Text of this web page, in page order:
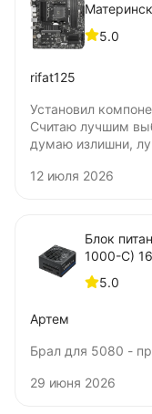
5.0
rifat125
Установил
Считаю лучшим
думаю излишни,
12 июля 2026
Блок
1000-C)
Details)
5.0
Артем
Брал для 5080 -
29 июня 2026